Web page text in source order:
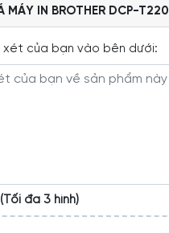
MÁY IN BROTHER DCP-T220
xét của bạn vào bên dưới:
đa 3 hình)